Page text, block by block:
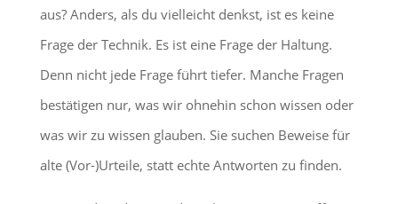
aus? Anders, als du vielleicht denkst, ist es keine
Frage der Technik. Es ist eine Frage der Haltung.
Denn nicht jede Frage führt tiefer. Manche Fragen
bestätigen nur, was wir ohnehin schon wissen oder
was wir zu wissen glauben. Sie suchen Beweise für
alte (Vor-)Urteile, statt echte Antworten zu finden.